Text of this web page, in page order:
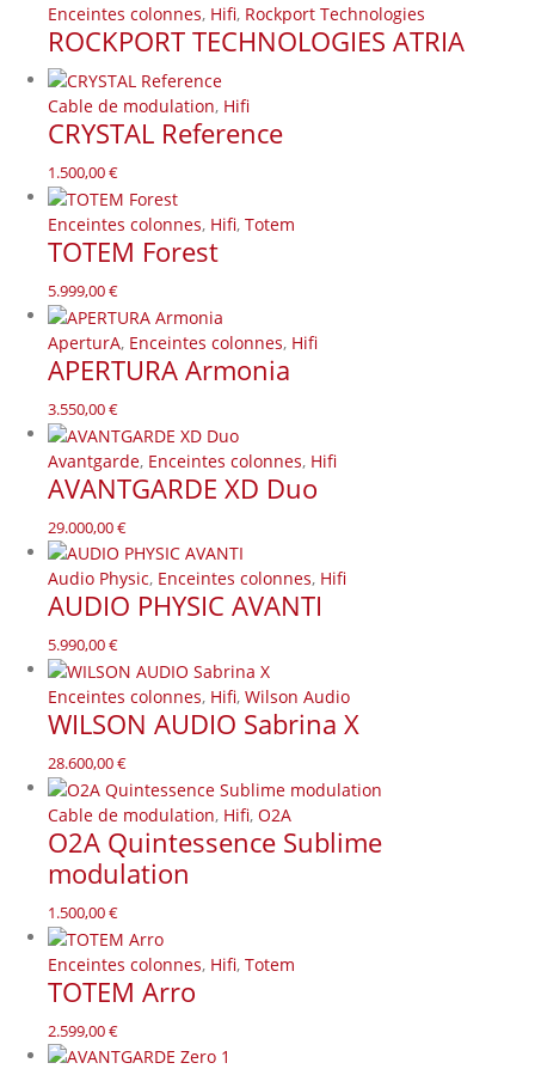
Enceintes colonnes, Hifi, Rockport Technologies
ROCKPORT TECHNOLOGIES ATRIA
Cable de modulation, Hifi
CRYSTAL Reference
1.500,00€
Enceintes colonnes, Hifi, Totem
TOTEM Forest
5.999,00€
AperturA, Enceintes colonnes, Hifi
APERTURA Armonia
3.550,00€
Avantgarde, Enceintes colonnes, Hifi
AVANTGARDE XD Duo
29.000,00€
Audio Physic, Enceintes colonnes, Hifi
AUDIO PHYSIC AVANTI
5.990,00€
Enceintes colonnes, Hifi, Wilson Audio
WILSON AUDIO Sabrina X
28.600,00€
Cable de modulation, Hifi, O2A
O2A Quintessence Sublime
modulation
1.500,00€
Enceintes colonnes, Hifi, Totem
TOTEM Arro
2.599,00€